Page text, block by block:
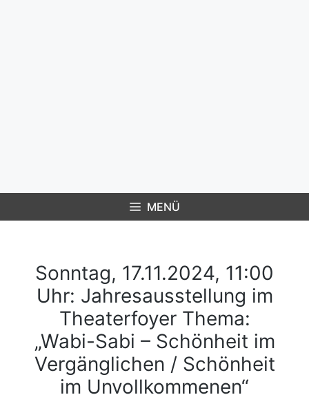
MENÜ
Sonntag, 17.11.2024, 11:00
Uhr: Jahresausstellung im
Theaterfoyer Thema:
„Wabi-Sabi – Schönheit im
Vergänglichen / Schönheit
im Unvollkommenen“